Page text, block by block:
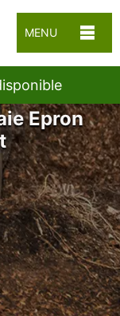
MENU
Epron